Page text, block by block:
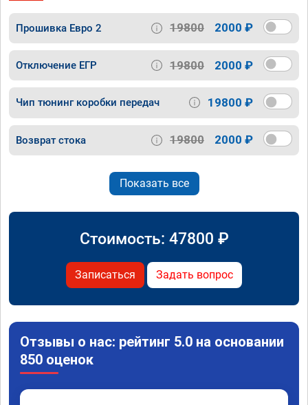
Прошивка Евро 2 19800 2000 ₽
Отключение ЕГР 19800 2000 ₽
Чип тюнинг коробки передач 19800 ₽
Возврат стока 19800 2000 ₽
Показать все
Стоимость: 47800 ₽
Записаться Задать вопрос
Отзывы о нас: рейтинг 5.0 на основании
850 оценок